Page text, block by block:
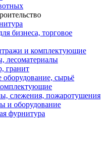
бизнеса, торговое
и комплектующие
лесоматериалы
гранит
сырьё
слежения, пожаротушения
и оборудование
фурнитура